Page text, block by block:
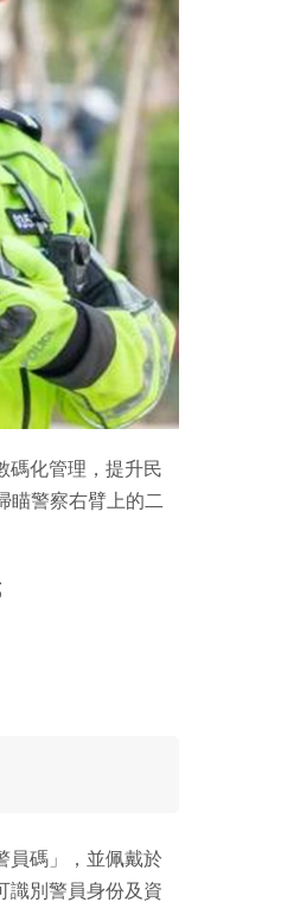
碼化管理，提升民
瞄警察右臂上的二
員碼」，並佩戴於
識別警員身份及資